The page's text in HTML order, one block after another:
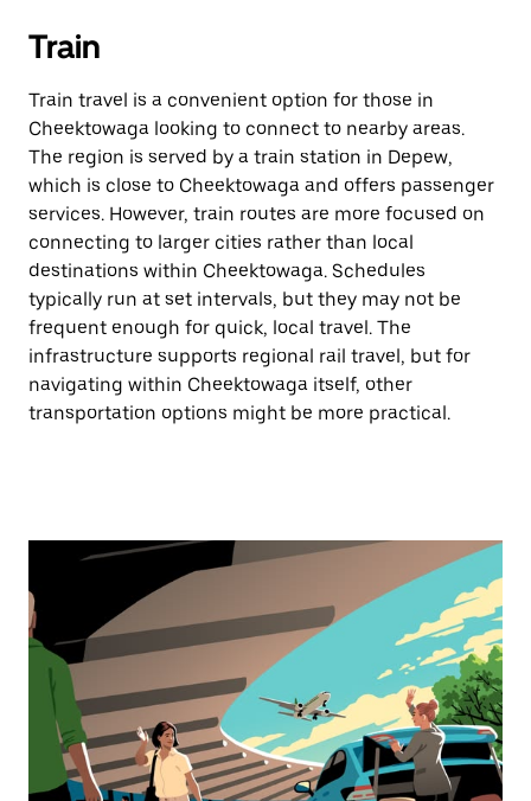
Train
Train travel is a convenient option for those in
Cheektowaga looking to connect to nearby areas.
The region is served by a train station in Depew,
which is close to Cheektowaga and offers passenger
services. However, train routes are more focused on
connecting to larger cities rather than local
destinations within Cheektowaga. Schedules
typically run at set intervals, but they may not be
frequent enough for quick, local travel. The
infrastructure supports regional rail travel, but for
navigating within Cheektowaga itself, other
transportation options might be more practical.